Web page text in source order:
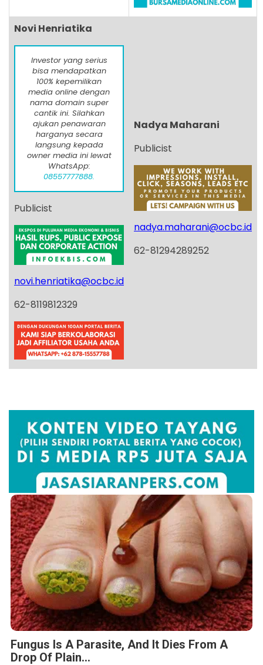
Novi Henriatika
Investor yang serius
bisa mendapatkan
100% kepemilikan
media online dengan
nama domain super
cantik ini. Silahkan
ajukan penawaran
harganya secara
langsung kepada
owner media ini lewat
WhatsApp:
08557777888.
Publicist
novi.henriatika@ocbc.id
62-8119812329
Nadya Maharani
Publicist
nadya.maharani@ocbc.id
62-81294289252
Fungus Is A Parasite, And It Dies From A
Drop Of Plain...